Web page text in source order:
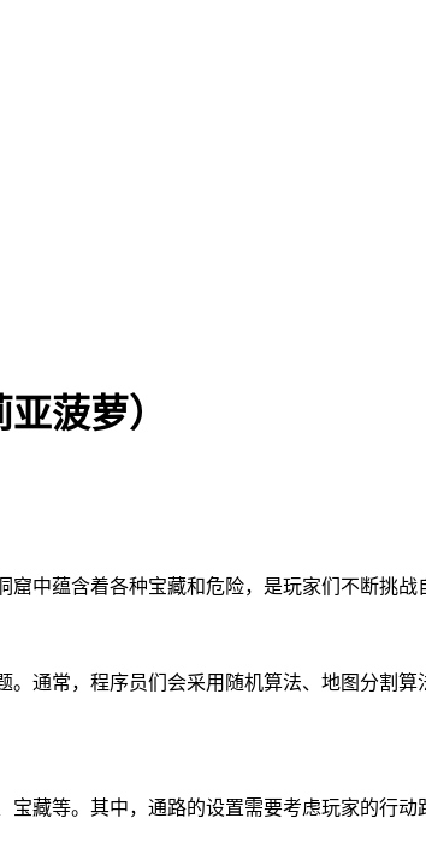
菠萝）
中蕴含着各种宝藏和危险，是玩家们不断挑战
通常，程序员们会采用随机算法、地图分割
藏等。其中，通路的设置需要考虑玩家的行